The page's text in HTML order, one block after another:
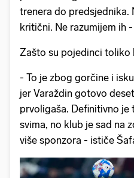
trenera do predsjednika.
kritični. Ne razumijem ih
Zašto su pojedinci toliko
- To je zbog gorčine i
jer Varaždin gotovo
prvoligaša. Definitivno je
svima, no klub je sad na
više sponzora - ističe